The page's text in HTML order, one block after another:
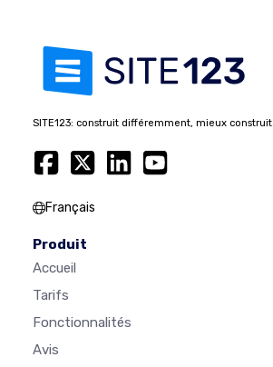
SITE123: construit différemment, mieux construit.
Français
Produit
Accueil
Tarifs
Fonctionnalités
Avis